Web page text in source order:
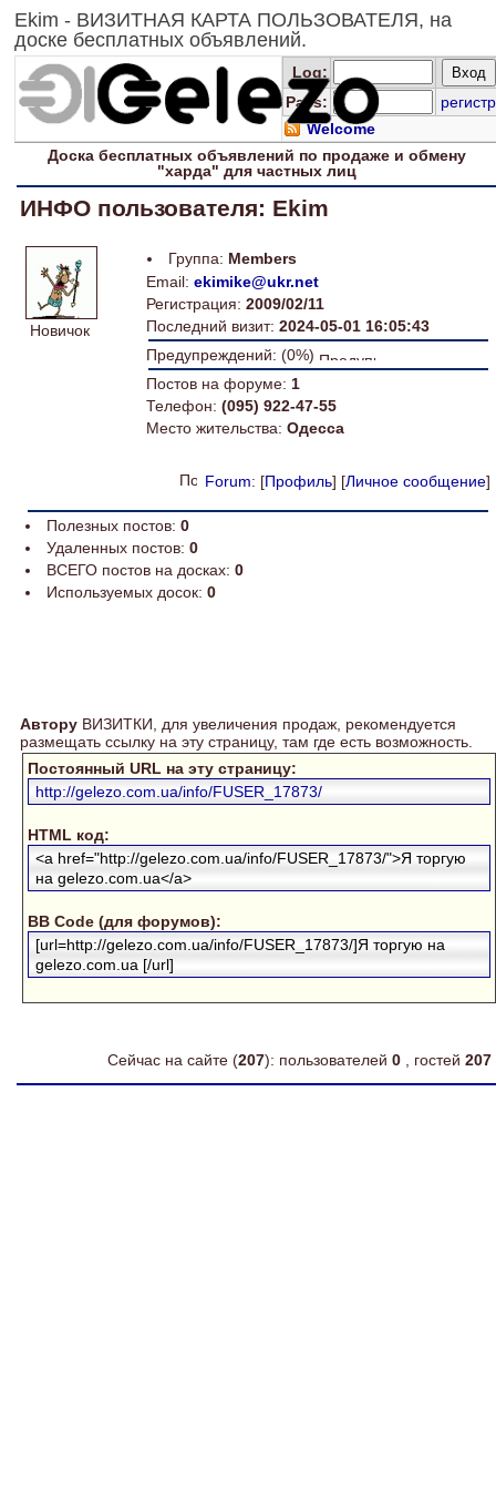
Ekim - ВИЗИТНАЯ КАРТА ПОЛЬЗОВАТЕЛЯ, на
доске бесплатных объявлений.
Log:
Pass:
регистр
Welcome
Доскабесплатных объявлений по продаже и обмену
"харда" длячастных лиц
ИНФО пользователя: Ekim
Новичок
Группа: Members
Email: ekimike@ukr.net
Регистрация: 2009/02/11
Последний визит: 2024-05-01 16:05:43
Предупреждений: (0%)
Постов на форуме: 1
Телефон: (095) 922-47-55
Место жительства: Одесса
Forum: [Профиль] [Личное сообщение]
Полезных постов: 0
Удаленных постов: 0
ВСЕГО постов на досках: 0
Используемых досок: 0
Автору ВИЗИТКИ, для увеличения продаж, рекомендуется
размещать ссылку на эту страницу, там где есть возможность.
Постоянный URL на эту страницу:
http://gelezo.com.ua/info/FUSER_17873/
HTML код:
<a href="http://gelezo.com.ua/info/FUSER_17873/">Я торгую
на gelezo.com.ua</a>
BB Code (для форумов):
[url=http://gelezo.com.ua/info/FUSER_17873/]Я торгую на
gelezo.com.ua [/url]
Сейчас на сайте (207): пользователей 0 , гостей 207